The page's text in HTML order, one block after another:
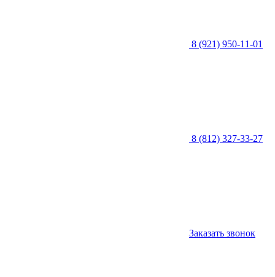
8 (921) 950-11-01
8 (812) 327-33-27
Заказать звонок